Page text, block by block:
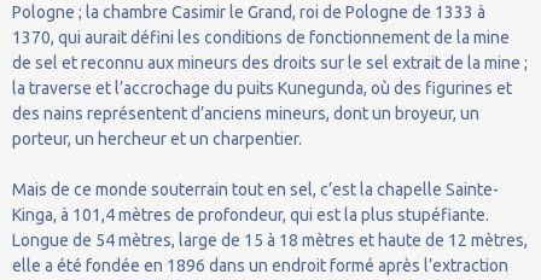
Pologne ; la chambre Casimir le Grand, roi de Pologne de 1333 à
1370, qui aurait défini les conditions de fonctionnement de la mine
de sel et reconnu aux mineurs des droits sur le sel extrait de la mine ;
la traverse et l’accrochage du puits Kunegunda, où des figurines et
des nains représentent d’anciens mineurs, dont un broyeur, un
porteur, un hercheur et un charpentier.
Mais de ce monde souterrain tout en sel, c’est la chapelle Sainte-
Kinga, à 101,4 mètres de profondeur, qui est la plus stupéfiante.
Longue de 54 mètres, large de 15 à 18 mètres et haute de 12 mètres,
elle a été fondée en 1896 dans un endroit formé après l’extraction